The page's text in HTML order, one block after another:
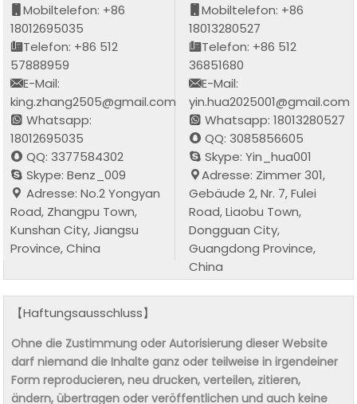
Mobiltelefon: +86
18012695035
Telefon: +86 512
57888959
E-Mail:
king.zhang2505@gmail.com
Whatsapp:
18012695035
QQ: 3377584302
Skype: Benz_009
Adresse: No.2 Yongyan
Road, Zhangpu Town,
Kunshan City, Jiangsu
Province, China
Mobiltelefon: +86
18013280527
Telefon: +86 512
36851680
E-Mail:
yin.hua2025001@gmail.com
Whatsapp: 18013280527
QQ: 3085856605
Skype: Yin_hua001
Adresse: Zimmer 301,
Gebäude 2, Nr. 7, Fulei
Road, Liaobu Town,
Dongguan City,
Guangdong Province,
China
【Haftungsausschluss】
Ohne die Zustimmung oder Autorisierung dieser Website
darf niemand die Inhalte ganz oder teilweise in irgendeiner
Form reproducieren, neu drucken, verteilen, zitieren,
ändern, übertragen oder veröffentlichen und auch keine